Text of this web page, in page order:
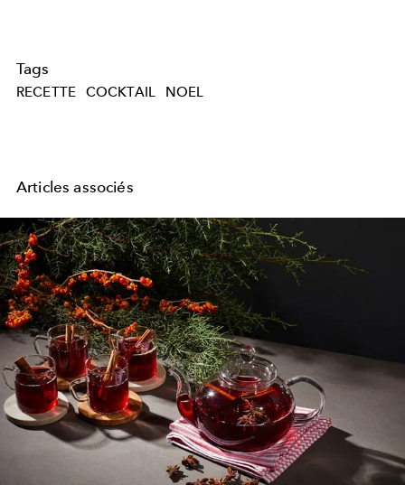
Tags
RECETTE COCKTAIL NOEL
Articles associés